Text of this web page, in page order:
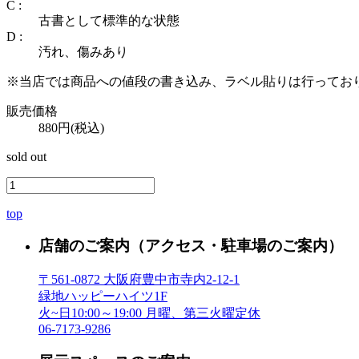
C :
古書として標準的な状態
D :
汚れ、傷みあり
※当店では商品への値段の書き込み、ラベル貼りは行ってお
販売価格
880円(税込)
sold out
top
店舗のご案内 （アクセス・駐車場のご案内）
〒561-0872 大阪府豊中市寺内2-12-1
緑地ハッピーハイツ1F
火~日10:00～19:00 月曜、第三火曜定休
06-7173-9286